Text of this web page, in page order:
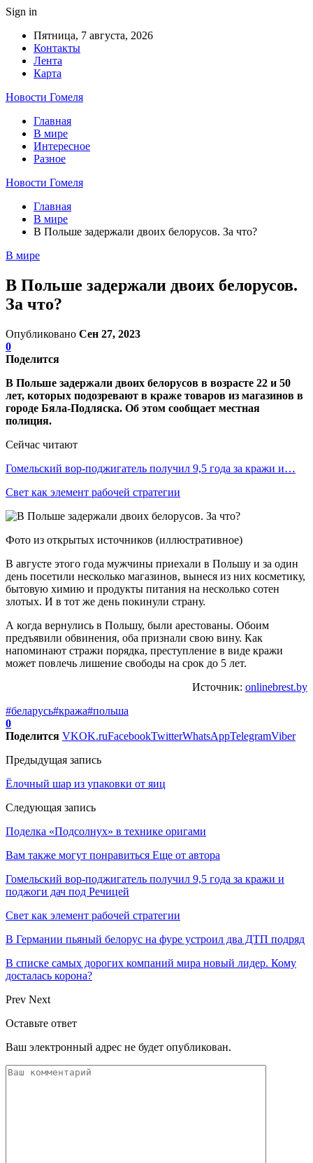
Sign in
Пятница, 7 августа, 2026
Контакты
Лента
Карта
Новости Гомеля
Главная
В мире
Интересное
Разное
Новости Гомеля
Главная
В мире
В Польше задержали двоих белорусов. За что?
В мире
В Польше задержали двоих белорусов.
За что?
Опубликовано Сен 27, 2023
0
Поделится
В Польше задержали двоих белорусов в возрасте 22 и 50
лет, которых подозревают в краже товаров из магазинов в
городе Бяла-Подляска. Об этом сообщает местная
полиция.
Сейчас читают
Гомельский вор-поджигатель получил 9,5 года за кражи и…
Свет как элемент рабочей стратегии
Фото из открытых источников (иллюстративное)
В августе этого года мужчины приехали в Польшу и за один
день посетили несколько магазинов, вынеся из них косметику,
бытовую химию и продукты питания на несколько сотен
злотых. И в тот же день покинули страну.
А когда вернулись в Польшу, были арестованы. Обоим
предъявили обвинения, оба признали свою вину. Как
напоминают стражи порядка, преступление в виде кражи
может повлечь лишение свободы на срок до 5 лет.
Источник: onlinebrest.by
#беларусь#кража#польша
0
Поделится VKOK.ruFacebookTwitterWhatsAppTelegramViber
Предыдущая запись
Ёлочный шар из упаковки от яиц
Следующая запись
Поделка «Подсолнух» в технике оригами
Вам также могут понравиться Еще от автора
Гомельский вор-поджигатель получил 9,5 года за кражи и
поджоги дач под Речицей
Свет как элемент рабочей стратегии
В Германии пьяный белорус на фуре устроил два ДТП подряд
В списке самых дорогих компаний мира новый лидер. Кому
досталась корона?
Prev Next
Оставьте ответ
Ваш электронный адрес не будет опубликован.